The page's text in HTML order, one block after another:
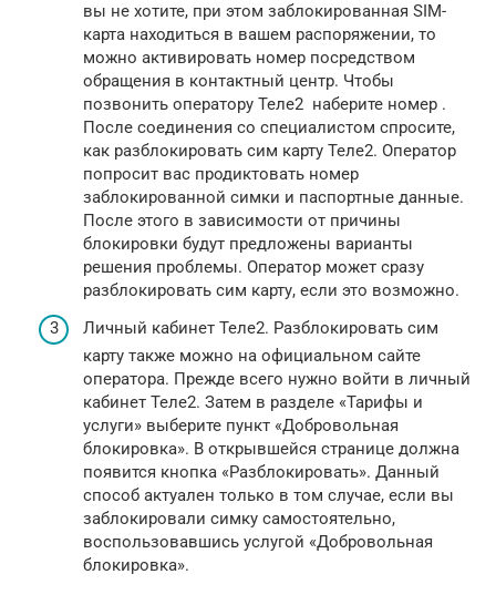
вы не хотите, при этом заблокированная SIM-
карта находиться в вашем распоряжении, то
можно активировать номер посредством
обращения в контактный центр. Чтобы
позвонить оператору Теле2 наберите номер .
После соединения со специалистом спросите,
как разблокировать сим карту Теле2. Оператор
попросит вас продиктовать номер
заблокированной симки и паспортные данные.
После этого в зависимости от причины
блокировки будут предложены варианты
решения проблемы. Оператор может сразу
разблокировать сим карту, если это возможно.
Личный кабинет Теле2. Разблокировать сим
карту также можно на официальном сайте
оператора. Прежде всего нужно войти в личный
кабинет Теле2. Затем в разделе «Тарифы и
услуги» выберите пункт «Добровольная
блокировка». В открывшейся странице должна
появится кнопка «Разблокировать». Данный
способ актуален только в том случае, если вы
заблокировали симку самостоятельно,
воспользовавшись услугой «Добровольная
блокировка».